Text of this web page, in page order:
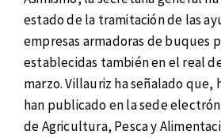
estado de la tramitación de las
empresas armadoras de buques
establecidas también en el real
marzo. Villauriz ha señalado que,
han publicado en la sede
de Agricultura, Pesca y